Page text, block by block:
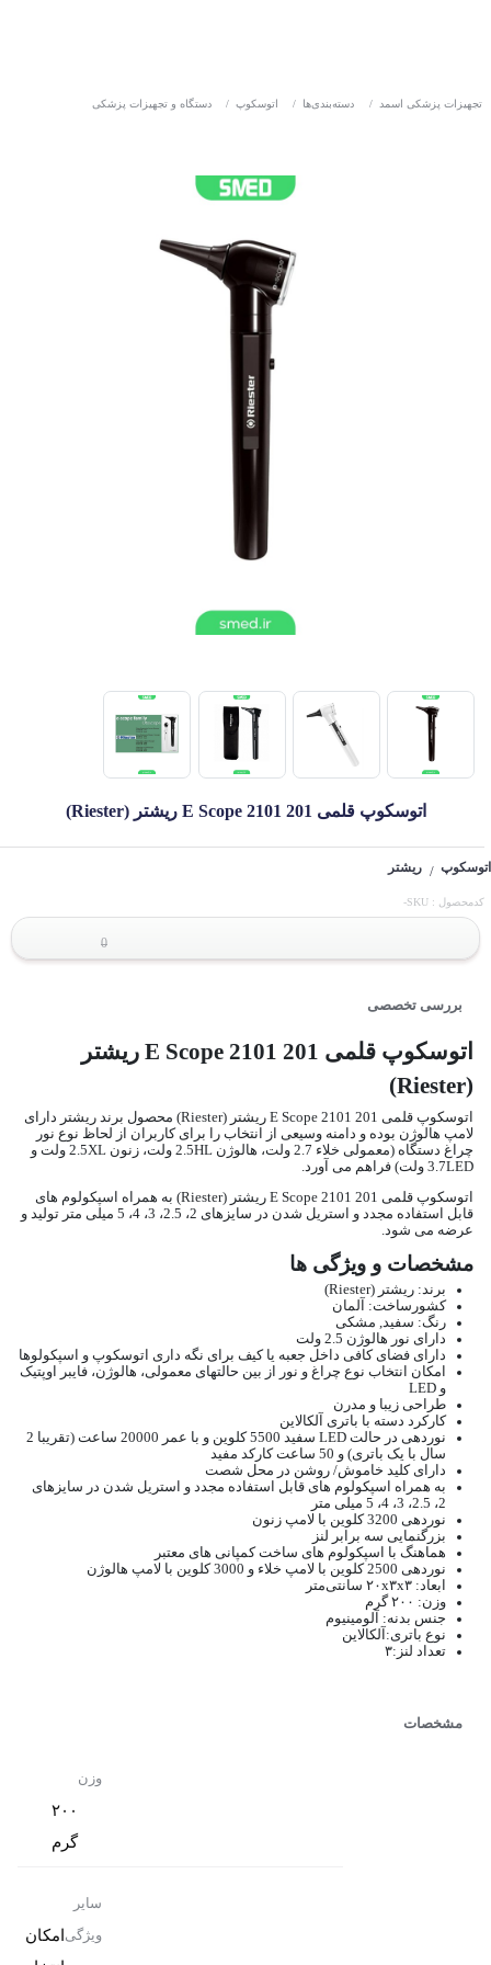
تجهیزات پزشکی اسمد / دسته‌بندی‌ها / اتوسکوپ / دستگاه و تجهیزات پزشکی
اتوسکوپ قلمی E Scope 2101 201 ریشتر (Riester)
اتوسکوپ / ریشتر
کدمحصول : SKU-
0
بررسی تخصصی
اتوسکوپ قلمی E Scope 2101 201 ریشتر
(Riester)
اتوسکوپ قلمی E Scope 2101 201 ریشتر (Riester) محصول برند ریشتر دارای
لامپ هالوژن بوده و دامنه وسیعی از انتخاب را برای کاربران از لحاظ نوع نور
چراغ دستگاه (معمولی خلاء 2.7 ولت، هالوژن 2.5HL ولت، زنون 2.5XL ولت و
3.7LED ولت) فراهم می آورد.
اتوسکوپ قلمی E Scope 2101 201 ریشتر (Riester) به همراه اسپکولوم های
قابل استفاده مجدد و استریل شدن در سایزهای 2، 2.5، 3، 4، 5 میلی متر تولید و
عرضه می شود.
مشخصات و ویژگی ها
برند: ریشتر (Riester)
کشورساخت: آلمان
رنگ: سفید, مشکی
دارای نور هالوژن 2.5 ولت
دارای فضای کافی داخل جعبه یا کیف برای نگه داری اتوسکوپ و اسپکولوها
امکان انتخاب نوع چراغ و نور از بین حالتهای معمولی، هالوژن، فایبر اوپتیک
و LED
طراحی زیبا و مدرن
کارکرد دسته با باتری آلکالاین
نوردهی در حالت LED سفید 5500 کلوین و با عمر 20000 ساعت (تقریبا 2
سال با یک باتری) و 50 ساعت کارکد مفید
دارای کلید خاموش/ روشن در محل شصت
به همراه اسپکولوم های قابل استفاده مجدد و استریل شدن در سایزهای
2، 2.5، 3، 4، 5 میلی متر
نوردهی 3200 کلوین با لامپ زنون
بزرگنمایی سه برابر لنز
هماهنگ با اسپکولوم های ساخت کمپانی های معتبر
نوردهی 2500 کلوین با لامپ خلاء و 3000 کلوین با لامپ هالوژن
ابعاد: ۲۰x۳x۳ سانتی‌متر
وزن: ۲۰۰ گرم
جنس بدنه: آلومینیوم
نوع باتری:آلکالاین
تعداد لنز:۳
مشخصات
وزن
۲۰۰
گرم
سایر
ویژگی امکان